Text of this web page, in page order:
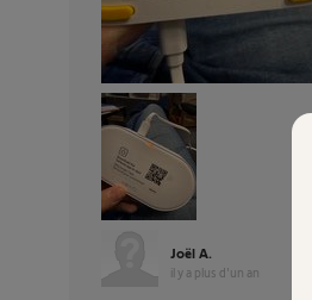
Joël A.
il y a plus d'un an